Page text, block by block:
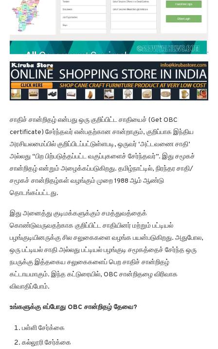
சாதிச் சான்றிதழ் என்பது ஒரு குறிப்பிட்ட சாதியைச் (Get OBC
certificate) சேர்ந்தவர் என்பதற்கான சான்றாகும், குறிப்பாக இந்திய
அரசியலமைப்பில் குறிப்பிடப்பட்டுள்ளபடி, ஒருவர் ‘அட்டவணை சாதி’
அல்லது “பிற பிற்படுத்தப்பட்ட வகுப்புகளைச் சேர்ந்தவர்”. இது சமூகச்
சான்றிதழ் என்றும் அழைக்கப்படுகிறது. தமிழ்நாட்டில், நிரந்தர சாதி/
சமூகச் சான்றிதழ்கள் வழங்கும் முறை 1988 ஆம் ஆண்டு
தொடங்கப்பட்டது.
இது அனைத்து குடிமக்களுக்கும் சமத்துவத்தைக்
கொண்டுவருவதற்காக குறிப்பிட்ட சாதியினர் மற்றும் பட்டியல்
பழங்குடியினருக்கு சில சலுகைகளை வழங்க பயன்படுகிறது. அதுபோல,
ஒரு பட்டியல் சாதி அல்லது பட்டியல் பழங்குடி சமூகத்தைச் சேர்ந்த ஒரு
நபருக்கு இத்தகைய சலுகைகளைப் பெற சாதிச் சான்றிதழ்
கட்டாயமாகும். இந்த கட்டுரையில், OBC சான்றிதழை விரிவாக
விவாதிப்போம்.
உங்களுக்கு எப்போது OBC சான்றிதழ் தேவை?
பள்ளி சேர்க்கை
கல்லூரி சேர்க்கை